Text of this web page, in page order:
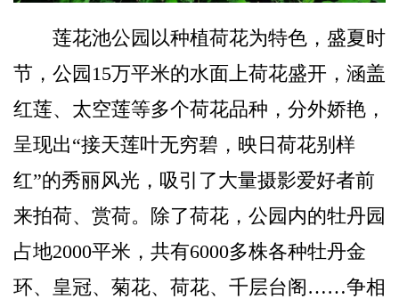
莲花池公园以种植荷花为特色，盛夏时
节，公园15万平米的水面上荷花盛开，涵盖
红莲、太空莲等多个荷花品种，分外娇艳，
呈现出“接天莲叶无穷碧，映日荷花别样
红”的秀丽风光，吸引了大量摄影爱好者前
来拍荷、赏荷。除了荷花，公园内的牡丹园
占地2000平米，共有6000多株各种牡丹金
环、皇冠、菊花、荷花、千层台阁……争相